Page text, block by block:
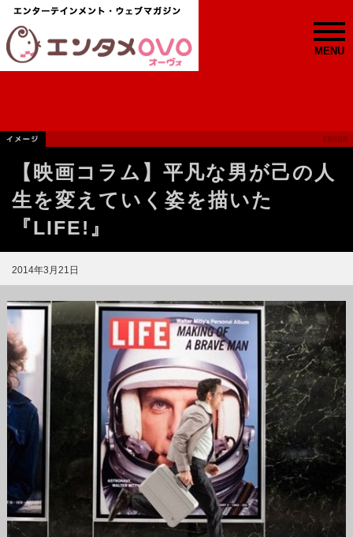
MENU
【映画コラム】平凡な男が己の人
生を変えていく姿を描いた
『LIFE!』
2014年3月21日